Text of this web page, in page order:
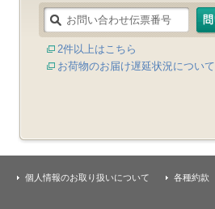
2件以上はこちら
お荷物のお届け遅延状況について
個人情報のお取り扱いについて 各種約款